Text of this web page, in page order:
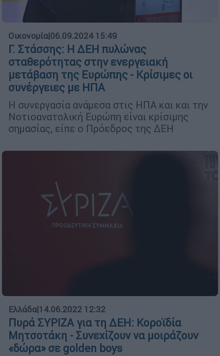
Οικονομία|06.09.2024 15:49
Γ. Στάσσης: Η ΔΕΗ πυλώνας
σταθερότητας στην ενεργειακή
μετάβαση της Ευρώπης - Κρίσιμες οι
συνέργειες με ΗΠΑ
Η συνεργασία ανάμεσα στις ΗΠΑ και και την
Νοτιοανατολική Ευρώπη είναι κρίσιμης
σημασίας, είπε ο Πρόεδρος της ΔΕΗ
Ελλάδα|14.06.2022 12:32
Πυρά ΣΥΡΙΖΑ για τη ΔΕΗ: Κοροϊδία
Μητσοτάκη - Συνεχίζουν να μοιράζουν
«δώρα» σε golden boys